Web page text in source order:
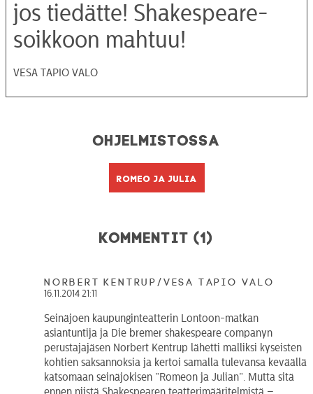
jos tiedätte! Shakespeare-
soikkoon mahtuu!
VESA TAPIO VALO
Ohjelmistossa
Romeo ja Julia
Kommentit (1)
Norbert Kentrup/Vesa Tapio Valo
16.11.2014 21:11
Seinäjoen kaupunginteatterin Lontoon-matkan
asiantuntija ja Die bremer shakespeare companyn
perustajajäsen Norbert Kentrup lähetti malliksi kyseisten
kohtien saksannoksia ja kertoi samalla tulevansa keväällä
katsomaan seinäjokisen ”Romeon ja Julian”. Mutta sitä